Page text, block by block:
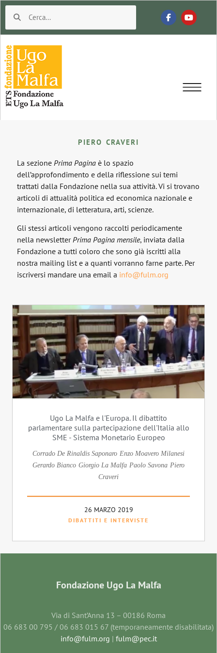
PIERO CRAVERI
La sezione Prima Pagina è lo spazio
dell’approfondimento e della riflessione sui temi
trattati dalla Fondazione nella sua attività. Vi si trovano
articoli di attualità politica ed economica nazionale e
internazionale, di letteratura, arti, scienze.
Gli stessi articoli vengono raccolti periodicamente
nella newsletterPrima Pagina mensile, inviata dalla
Fondazione a tutti coloro che sono già iscritti alla
nostra mailing list e a quanti vorranno farne parte. Per
iscriversi mandare una email a info@fulm.org
Ugo La Malfa e l'Europa. Il dibattito
parlamentare sulla partecipazione dell'Italia allo
SME - Sistema Monetario Europeo
Corrado De Rinaldis Saponaro Enzo Moavero Milanesi
Gerardo Bianco Giorgio La Malfa Paolo Savona Piero
Craveri
26 MARZO 2019
DIBATTITI E INTERVISTE
Fondazione Ugo La Malfa
Via di Sant’Anna 13 – 00186 Roma
06 683 00 795 / 06 683 015 67 (temporaneamente disabilitata)
info@fulm.org | fulm@pec.it